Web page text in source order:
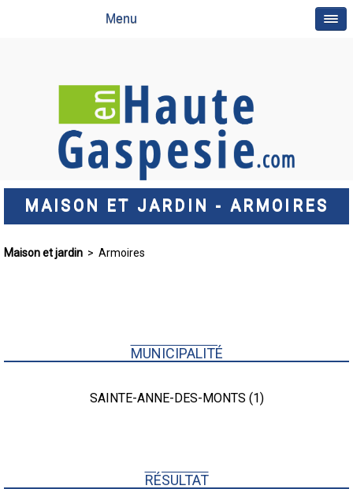
Menu
MAISON ET JARDIN - ARMOIRES
Maison et jardin > Armoires
MUNICIPALITÉ
SAINTE-ANNE-DES-MONTS (1)
RÉSULTAT